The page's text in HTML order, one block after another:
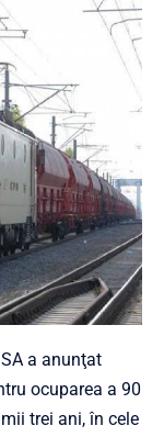
a anunţat
ocuparea a 90
trei ani, în cele